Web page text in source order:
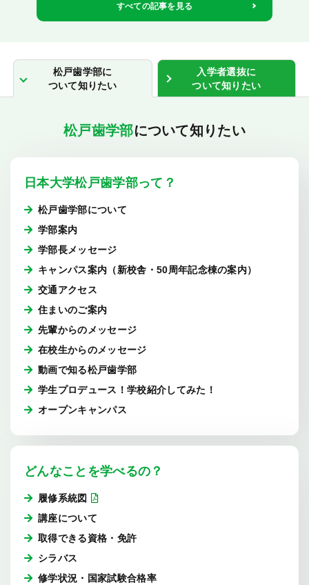
すべての記事を見る
松戸歯学部に
ついて知りたい
入学者選抜に
ついて知りたい
松戸歯学部について知りたい
日本大学松戸歯学部って？
松戸歯学部について
学部案内
学部長メッセージ
キャンパス案内（新校舎・50周年記念棟の案内）
交通アクセス
住まいのご案内
先輩からのメッセージ
在校生からのメッセージ
動画で知る松戸歯学部
学生プロデュース！学校紹介してみた！
オープンキャンパス
どんなことを学べるの？
履修系統図
講座について
取得できる資格・免許
シラバス
修学状況・国家試験合格率
入学者選抜を受けられる方へ
出願方法
入学手続関係
学生寮のご案内
総合保障制度のご案内